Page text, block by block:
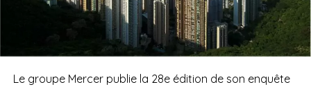
Le groupe Mercer publie la 28e édition de son enquête